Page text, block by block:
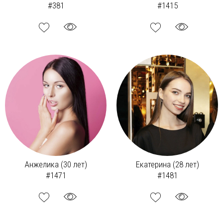
#381
#1415
Анжелика (30 лет)
#1471
Екатерина (28 лет)
#1481